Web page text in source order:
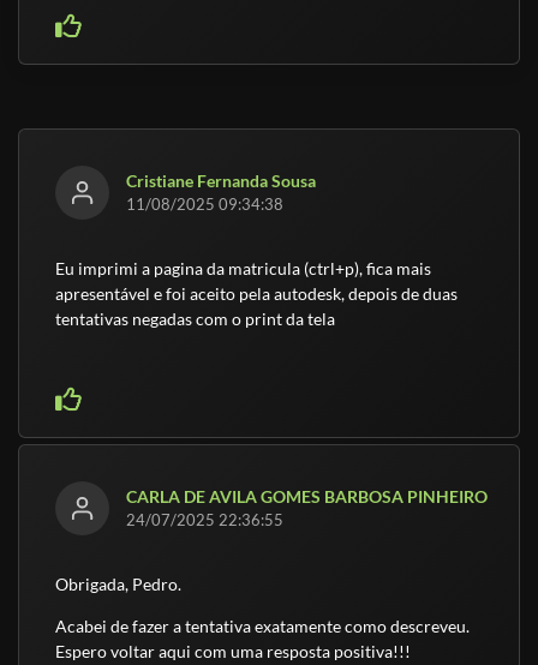
Cristiane Fernanda Sousa
11/08/2025 09:34:38
Eu imprimi a pagina da matricula (ctrl+p), fica mais
apresentável e foi aceito pela autodesk, depois de duas
tentativas negadas com o print da tela
CARLA DE AVILA GOMES BARBOSA PINHEIRO
24/07/2025 22:36:55
Obrigada, Pedro.
Acabei de fazer a tentativa exatamente como descreveu.
Espero voltar aqui com uma resposta positiva!!!